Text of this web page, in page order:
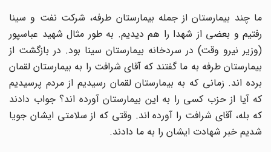
ما چند بیمارستان از جمله بیمارستان طرفه، شرکت نفت و سینا
رفتیم و بعضی از شهدا را هم دیدیم. به طور مثال شهید عباسپور
(وزیر نیرو وقت) در سردخانه بیمارستان سینا بود. در بازگشت از
بیمارستان طرفه به ما گفتند که آقای شرافت را به بیمارستان لقمان
برده اند. زمانی که به بیمارستان لقمان رسیدیم از مردم پرسیدیم
که آیا از حزب کسی را به این بیمارستان آورده اند؟ جواب دادند
که بله، آقای شرافت را آورده اند. وقتی که از سلامتی ایشان جویا
شدیم خبر شهادت ایشان را به ما دادند.